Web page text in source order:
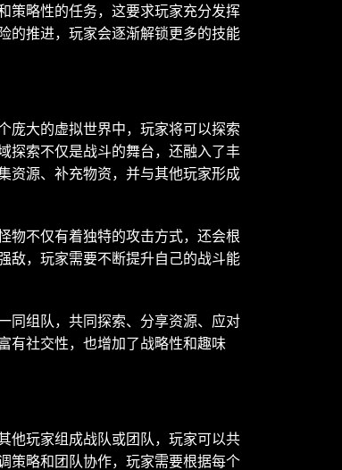
策略性的任务，这要求玩家充分发挥
的推进，玩家会逐渐解锁更多的技能
庞大的虚拟世界中，玩家将可以探索
探索不仅是战斗的舞台，还融入了丰
资源、补充物资，并与其他玩家形成
物不仅有着独特的攻击方式，还会根
敌，玩家需要不断提升自己的战斗能
同组队，共同探索、分享资源、应对
有社交性，也增加了战略性和趣味
他玩家组成战队或团队，玩家可以共
策略和团队协作，玩家需要根据每个